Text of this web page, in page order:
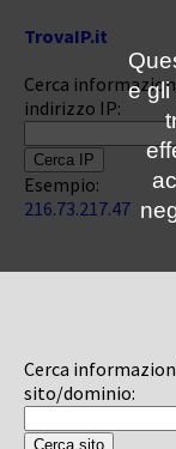
TrovaIP.it
Cerca
indirizzo IP:
Esempio:
216.73.217.47
Cerca
sito/dominio:
e gli